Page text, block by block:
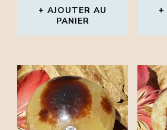
AJOUTER AU
PANIER